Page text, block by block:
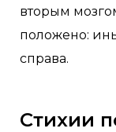
вторым
положено:
справа.
Стихии